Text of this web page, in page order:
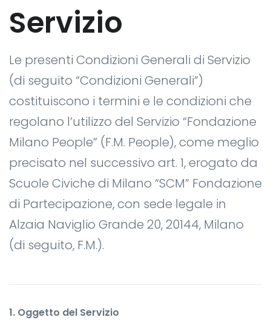
Servizio
Le presenti Condizioni Generali di Servizio
(di seguito “Condizioni Generali”)
costituiscono i termini e le condizioni che
regolano l’utilizzo del Servizio “Fondazione
Milano People” (F.M. People), come meglio
precisato nel successivo art. 1, erogato da
Scuole Civiche di Milano “SCM” Fondazione
di Partecipazione, con sede legale in
Alzaia Naviglio Grande 20, 20144, Milano
(di seguito, F.M.).
1. Oggetto del Servizio